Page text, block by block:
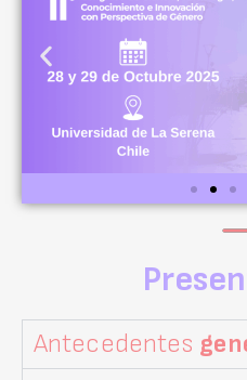
Antecedentes